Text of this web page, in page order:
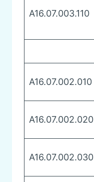
A16.07.003.110
A16.07.002.010
A16.07.002.020
A16.07.002.030